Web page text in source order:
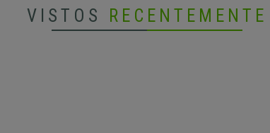
VISTOS RECENTEMENTE